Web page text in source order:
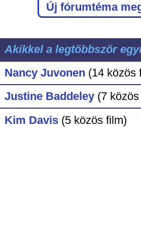
Új fórumtéma
Akikkel a legtöbbször
Nancy Juvonen (14 közös
Justine Baddeley (7
Kim Davis (5 közös film)